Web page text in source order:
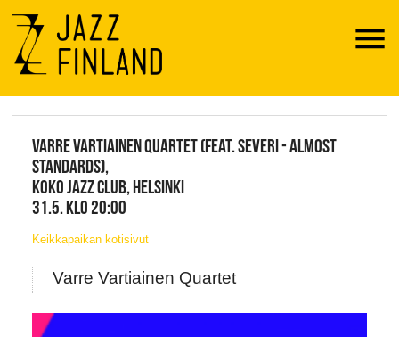
Menu
JAZZ FINLAND LIVE
VARRE VARTIAINEN QUARTET (FEAT. SEVERI - ALMOST
STANDARDS),
KOKO JAZZ CLUB, HELSINKI
31.5. KLO 20:00
Keikkapaikan kotisivut
Varre Vartiainen Quartet